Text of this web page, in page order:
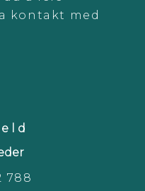
kontakt med
788